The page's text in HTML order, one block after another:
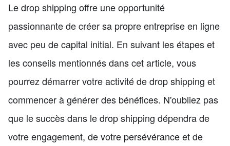
Le drop shipping offre une opportunité
passionnante de créer sa propre entreprise en ligne
avec peu de capital initial. En suivant les étapes et
les conseils mentionnés dans cet article, vous
pourrez démarrer votre activité de drop shipping et
commencer à générer des bénéfices. N'oubliez pas
que le succès dans le drop shipping dépendra de
votre engagement, de votre persévérance et de